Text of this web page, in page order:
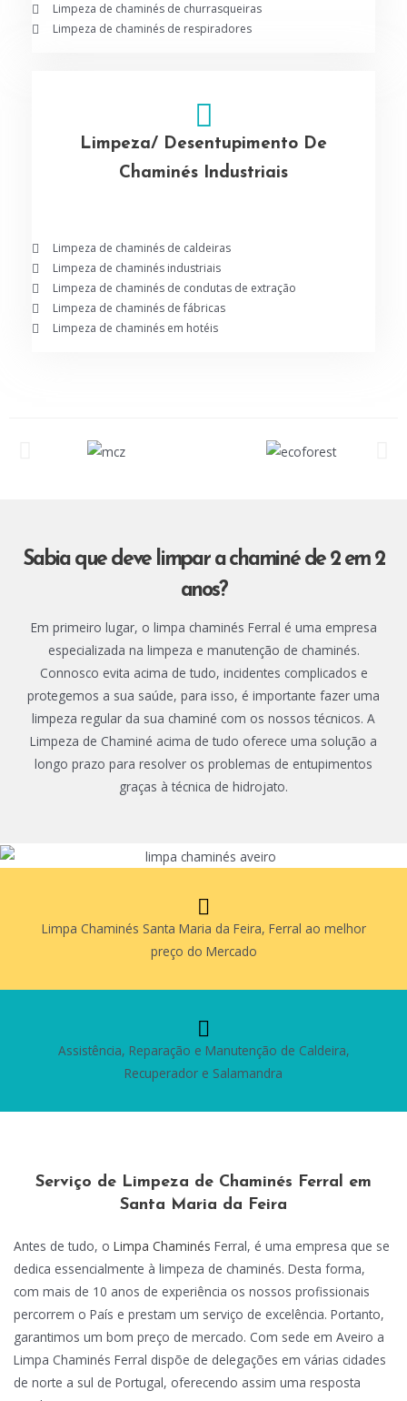
Limpeza de chaminés de churrasqueiras
Limpeza de chaminés de respiradores
Limpeza/ Desentupimento De
Chaminés Industriais
Limpeza de chaminés de caldeiras
Limpeza de chaminés industriais
Limpeza de chaminés de condutas de extração
Limpeza de chaminés de fábricas
Limpeza de chaminés em hotéis
Sabia que deve limpar a chaminé de 2 em 2
anos?
Em primeiro lugar, o limpa chaminés Ferral é uma empresa
especializada na limpeza e manutenção de chaminés.
Connosco evita acima de tudo, incidentes complicados e
protegemos a sua saúde, para isso, é importante fazer uma
limpeza regular da sua chaminé com os nossos técnicos. A
Limpeza de Chaminé acima de tudo oferece uma solução a
longo prazo para resolver os problemas de entupimentos
graças à técnica de hidrojato.
Limpa Chaminés Santa Maria da Feira, Ferral ao melhor
preço do Mercado
Assistência, Reparação e Manutenção de Caldeira,
Recuperador e Salamandra
Serviço de Limpeza de Chaminés Ferral em
Santa Maria da Feira
Antes de tudo, o Limpa Chaminés Ferral, é uma empresa que se
dedica essencialmente à limpeza de chaminés. Desta forma,
com mais de 10 anos de experiência os nossos profissionais
percorrem o País e prestam um serviço de excelência. Portanto,
garantimos um bom preço de mercado. Com sede em Aveiro a
Limpa Chaminés Ferral dispõe de delegações em várias cidades
de norte a sul de Portugal, oferecendo assim uma resposta